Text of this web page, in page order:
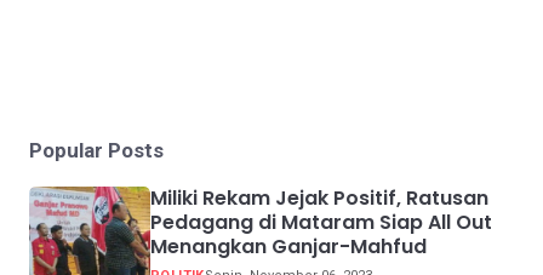
Popular Posts
Miliki Rekam Jejak Positif, Ratusan
Pedagang di Mataram Siap All Out
Menangkan Ganjar-Mahfud